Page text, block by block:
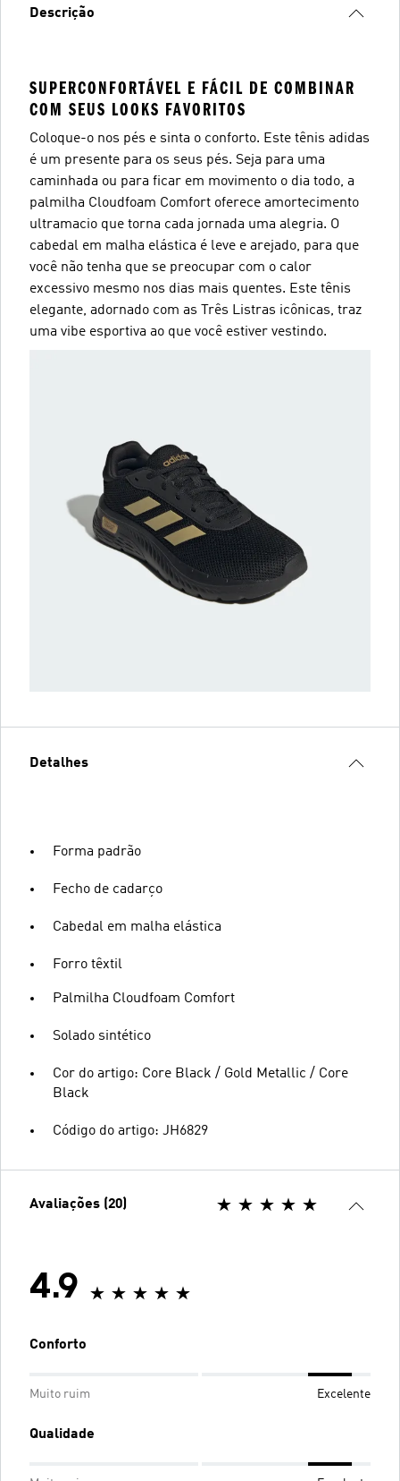
Descrição
SUPERCONFORTÁVEL E FÁCIL DE COMBINAR
COM SEUS LOOKS FAVORITOS
Coloque-o nos pés e sinta o conforto. Este tênis adidas
é um presente para os seus pés. Seja para uma
caminhada ou para ficar em movimento o dia todo, a
palmilha Cloudfoam Comfort oferece amortecimento
ultramacio que torna cada jornada uma alegria. O
cabedal em malha elástica é leve e arejado, para que
você não tenha que se preocupar com o calor
excessivo mesmo nos dias mais quentes. Este tênis
elegante, adornado com as Três Listras icônicas, traz
uma vibe esportiva ao que você estiver vestindo.
Detalhes
Forma padrão
Fecho de cadarço
Cabedal em malha elástica
Forro têxtil
Palmilha Cloudfoam Comfort
Solado sintético
Cor do artigo: Core Black / Gold Metallic / Core
Black
Código do artigo: JH6829
Avaliações (20)
4.9
Conforto
Muito ruim Excelente
Qualidade